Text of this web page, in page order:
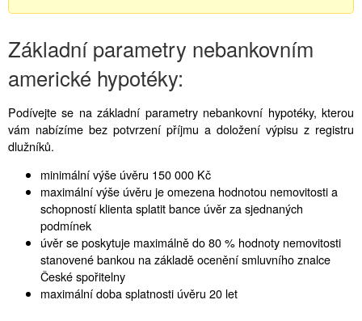
Základní parametry nebankovním
americké hypotéky:
Podívejte se na základní parametry nebankovní hypotéky, kterou
vám nabízíme bez potvrzení příjmu a doložení výpisu z registru
dlužníků.
minimální výše úvěru 150 000 Kč
maximální výše úvěru je omezena hodnotou nemovitosti a
schopností klienta splatit bance úvěr za sjednaných
podmínek
úvěr se poskytuje maximálně do 80 % hodnoty nemovitosti
stanovené bankou na základě ocenění smluvního znalce
České spořitelny
maximální doba splatnosti úvěru 20 let